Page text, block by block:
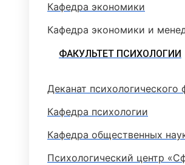
Кафедра экономики
Кафедра экономики и
ФАКУЛЬТЕТ ПСИХОЛОГИИ
Деканат психологического
Кафедра психологии
Кафедра общественных
Психологический центр